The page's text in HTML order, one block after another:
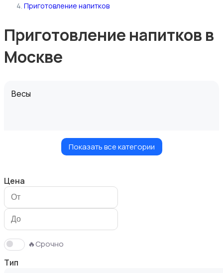
Приготовление напитков
Приготовление напитков в
Москве
Весы
Измельчение и смешивание
Показать все категории
Цена
🔥Срочно
Тип